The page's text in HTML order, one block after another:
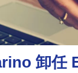
卸任